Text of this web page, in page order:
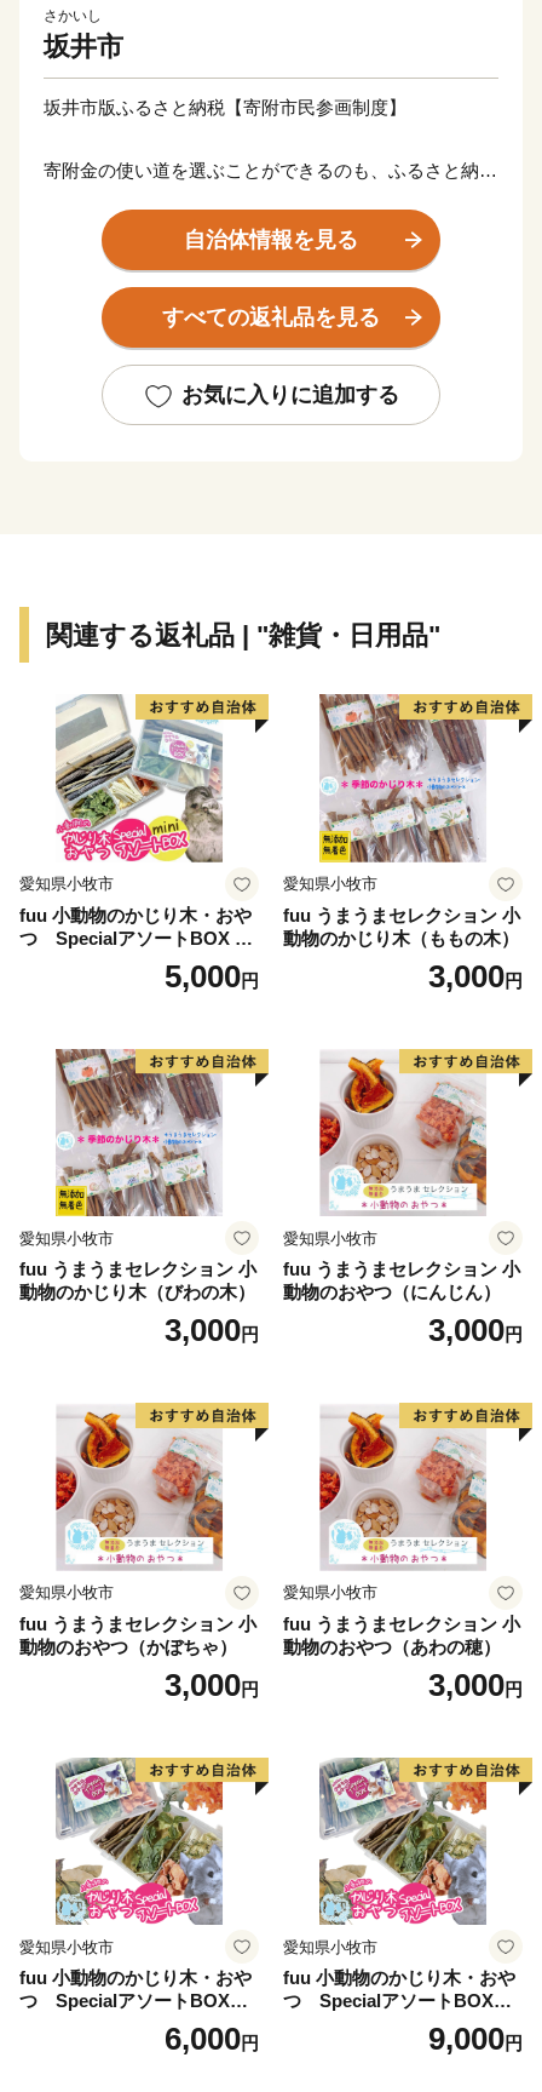
さかいし
坂井市
坂井市版ふるさと納税【寄附市民参画制度】
寄附金の使い道を選ぶことができるのも、ふるさと納税
坂井市では、寄附金の使い道を市民から募り、
その決定にまで市民の意思を取り入れるという全国で唯
返礼品を選ぶときのように、ワクワクしながら寄附金の
【福井県坂井市のプロフィール】
坂井市は福井県の北部に位置し、県内随一の穀倉地帯で
ある坂井平野が広がる”コシヒカリのふるさと”です！(同
市丸岡町はコシヒカリ開発者 石墨博士の故郷です。)
その他、若狭牛、甘えび、越前がに、花らっきょう、越
前そば、油揚げなど豊かな食に恵まれており、地場産業
である越前織による織マークは国内シェアの80％を占め
ております。
また、景勝地「東尋坊」に代表される海岸線や現存十二
名です。
心から笑顔になれるまち坂井市へのご支援のほどよろし
くお願いします。
〈プライバシーポリシー（個人情報保護方針）につい
て〉
お客様からいただいた個人情報は、坂井市が責任をもっ
て管理し、関係法令で定められた場合を除き、第三者に
譲渡したり、提供したりすることはございません。な
務連絡、いただいたふるさと納税の使い道に関する報
告、坂井市が主催・出展するふるさと納税関連イベント
情報の提供及び坂井市のふるさと納税に関する情報提供
のために使用させていただき、その手段として、電子メ
ールの配信やパンフレット等の資料の郵送をさせていた
だくことがあります。
御不明な点や、電子メールの配信又は資料の郵送停止等
のご希望がございましたら、ふるさと納税担当
(furusato_tax@city.fukui-sakai.lg.jp)までご連絡くださ
自治体情報を見る
すべての返礼品を見る
お気に入りに追加する
関連する返礼品 | "雑貨・日用品"
愛知県小牧市
fuu 小動物のかじり木・おや
つ SpecialアソートBOX mi
5,000円
愛知県小牧市
fuu うまうまセレクション 小
動物のかじり木（ももの木）
3,000円
愛知県小牧市
fuu うまうまセレクション 小
動物のかじり木（びわの木）
3,000円
愛知県小牧市
fuu うまうまセレクション 小
動物のおやつ（にんじん）
3,000円
愛知県小牧市
fuu うまうまセレクション 小
動物のおやつ（かぼちゃ）
3,000円
愛知県小牧市
fuu うまうまセレクション 小
動物のおやつ（あわの穂）
3,000円
愛知県小牧市
fuu 小動物のかじり木・おや
つ SpecialアソートBOX（1
6,000円
愛知県小牧市
fuu 小動物のかじり木・おや
つ SpecialアソートBOX（2
9,000円